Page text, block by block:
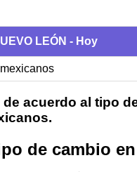
LEÓN - Hoy
acuerdo al tipo
de cambio en